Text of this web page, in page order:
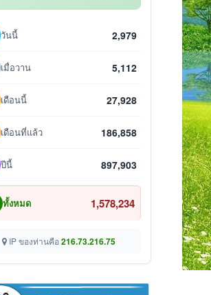
วันนี้ 2,979
เมื่อวาน 5,112
เดือนนี้ 27,928
เดือนที่แล้ว 186,858
ปีนี้ 897,903
ทั้งหมด 1,578,234
IP ของท่านคือ 216.73.216.75